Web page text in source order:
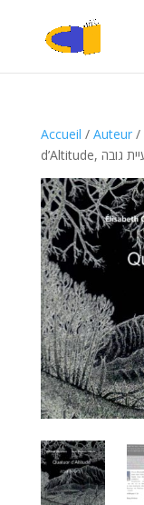
Accueil / Auteur/